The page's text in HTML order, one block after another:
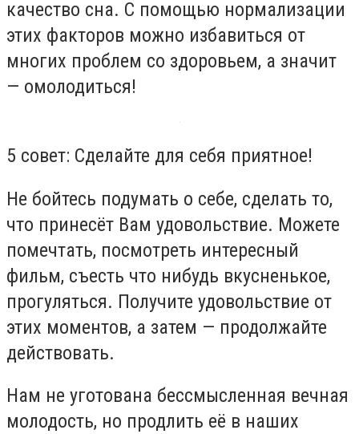
качество сна. С помощью нормализации
этих факторов можно избавиться от
многих проблем со здоровьем, а значит
— омолодиться!
5 совет: Сделайте для себя приятное!
Не бойтесь подумать о себе, сделать то,
что принесёт Вам удовольствие. Можете
помечтать, посмотреть интересный
фильм, съесть что нибудь вкусненькое,
прогуляться. Получите удовольствие от
этих моментов, а затем — продолжайте
действовать.
Нам не уготована бессмысленная вечная
молодость, но продлить её в наших